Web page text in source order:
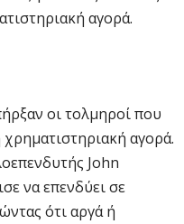
αγορά.
οι τολμηροί που
χρηματιστηριακή αγορά.
John
να επενδύει σε
ότι αργά ή